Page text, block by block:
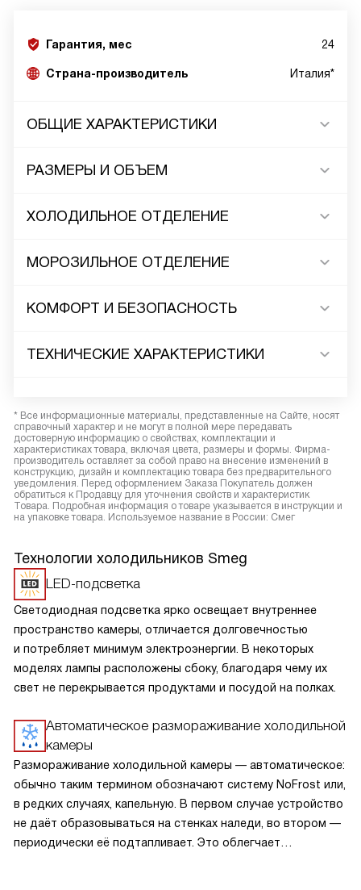
Гарантия, мес 24
Страна-производитель Италия*
ОБЩИЕ ХАРАКТЕРИСТИКИ
РАЗМЕРЫ И ОБЪЕМ
ХОЛОДИЛЬНОЕ ОТДЕЛЕНИЕ
МОРОЗИЛЬНОЕ ОТДЕЛЕНИЕ
КОМФОРТ И БЕЗОПАСНОСТЬ
ТЕХНИЧЕСКИЕ ХАРАКТЕРИСТИКИ
* Все информационные материалы, представленные на Сайте, носят
справочный характер и не могут в полной мере передавать
достоверную информацию о свойствах, комплектации и
характеристиках товара, включая цвета, размеры и формы. Фирма-
производитель оставляет за собой право на внесение изменений в
конструкцию, дизайн и комплектацию товара без предварительного
уведомления. Перед оформлением Заказа Покупатель должен
обратиться к Продавцу для уточнения свойств и характеристик
Товара. Подробная информация о товаре указывается в инструкции и
на упаковке товара. Используемое название в России: Смег
Технологии холодильников Smeg
LED-подсветка
Светодиодная подсветка ярко освещает внутреннее
пространство камеры, отличается долговечностью
и потребляет минимум электроэнергии. В некоторых
моделях лампы расположены сбоку, благодаря чему их
свет не перекрывается продуктами и посудой на полках.
Автоматическое размораживание холодильной
камеры
Размораживание холодильной камеры — автоматическое:
обычно таким термином обозначают систему NoFrost или,
в редких случаях, капельную. В первом случае устройство
не даёт образовываться на стенках наледи, во втором —
периодически её подтапливает. Это облегчает